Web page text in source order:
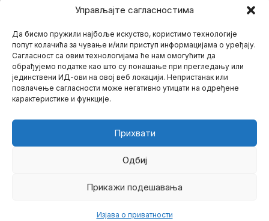
Управљајте сагласностима
Да бисмо пружили најбоље искуство, користимо технологије
попут колачића за чување и/или приступ информацијама о уређају.
Сагласност са овим технологијама ће нам омогућити да
обрађујемо податке као што су понашање при прегледању или
јединствени ИД-ови на овој веб локацији. Непристанак или
повлачење сагласности може негативно утицати на одређене
карактеристике и функције.
Прихвати
Одбиј
Прикажи подешавања
Изјава о приватности
Mario zna Youtube
2026- Sva prava zadržana.
devojčicu u Pančevu,
u svemu mu
pomagao dečak od
13 godina
Četrdesetogodišnji D. R.
okrivljen je za silovanje
šesnaestogodišnjakinje u
Pančevu.
IZRAELU NEDOSTAJE
MEDICINSKA
OPREMA I OSOBLJE
KOJE JE MAHOM
VAKCINISANO A
lekara i medicinskih